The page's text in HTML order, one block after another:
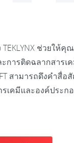
ช่วยให้
การติดฉลากสาร
สามารถดึงคำ
คมีและองค์ประก